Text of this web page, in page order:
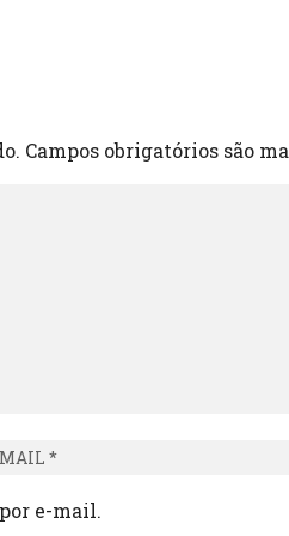
Campos obrigatórios são
e-mail.